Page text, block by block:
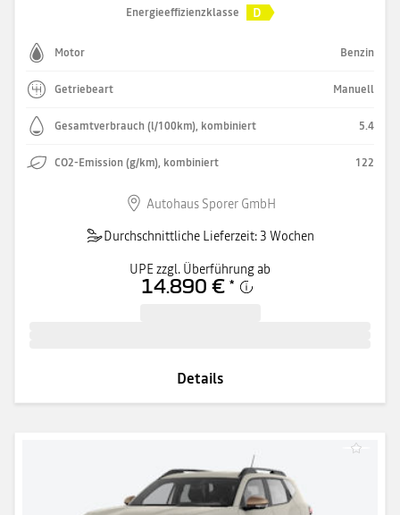
Energieeffizienzklasse
D
Motor Benzin
Getriebeart Manuell
Gesamtverbrauch (l/100km), kombiniert 5.4
CO2-Emission (g/km), kombiniert 122
Autohaus Sporer GmbH
Durchschnittliche Lieferzeit: 3 Wochen
UPE zzgl. Überführung ab
14.890 € *
Details